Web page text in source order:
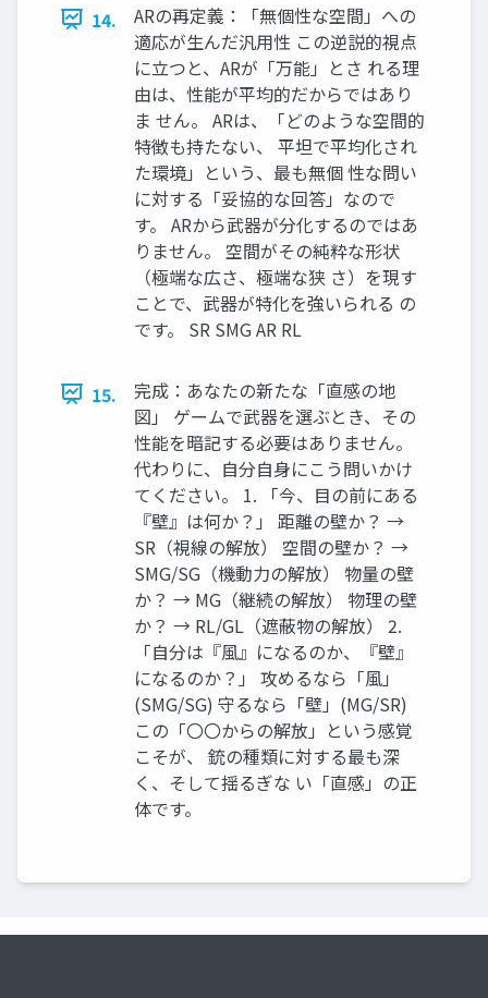
14.
ARの再定義：「無個性な空間」への
適応が生んだ汎用性 この逆説的視点
に立つと、ARが「万能」とさ れる理
由は、性能が平均的だからではあり
ま せん。 ARは、「どのような空間的
特徴も持たない、 平坦で平均化され
た環境」という、最も無個 性な問い
に対する「妥協的な回答」なので
す。 ARから武器が分化するのではあ
りません。 空間がその純粋な形状
（極端な広さ、極端な狭 さ）を現す
ことで、武器が特化を強いられる の
です。 SR SMG AR RL
15.
完成：あなたの新たな「直感の地
図」 ゲームで武器を選ぶとき、その
性能を暗記する必要はありません。
代わりに、自分自身にこう問いかけ
てください。 1. 「今、目の前にある
『壁』は何か？」 距離の壁か？ →
SR（視線の解放） 空間の壁か？ →
SMG/SG（機動力の解放） 物量の壁
か？ → MG（継続の解放） 物理の壁
か？ → RL/GL（遮蔽物の解放） 2.
「自分は『風』になるのか、『壁』
になるのか？」 攻めるなら「風」
(SMG/SG) 守るなら「壁」(MG/SR)
この「〇〇からの解放」という感覚
こそが、 銃の種類に対する最も深
く、そして揺るぎな い「直感」の正
体です。